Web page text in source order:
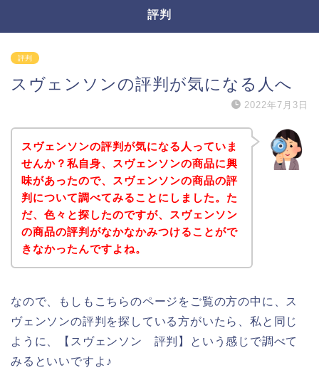
評判
評判
スヴェンソンの評判が気になる人へ
2022年7月3日
スヴェンソンの評判が気になる人っていま
せんか？私自身、スヴェンソンの商品に興
味があったので、スヴェンソンの商品の評
判について調べてみることにしました。た
だ、色々と探したのですが、スヴェンソン
の商品の評判がなかなかみつけることがで
きなかったんですよね。
なので、もしもこちらのページをご覧の方の中に、ス
ヴェンソンの評判を探している方がいたら、私と同じ
ように、【スヴェンソン 評判】という感じで調べて
みるといいですよ♪